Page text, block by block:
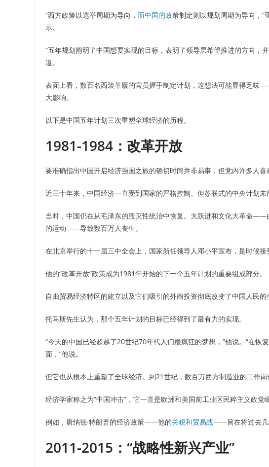
“西方政策以选举周期为导向， 而中国的政策制定则以规划周期为导向，”
示。
“五年规划阐明了中国想要实现的目标，表明了领导层希望推进的方向，
道。
表面上看，数百名西装革履的官员握手制定计划，这想法可能显得乏味
大影响。
以下是中国五年计划三次重塑全球经济的历程。
1981-1984：改革开放
要准确指出中国开启经济强国之旅的确切时间并非易事，但党内许多人喜
近三十年来，中国经济一直受到国家的严格控制。但苏联式的中央计划未
当时，中国仍在从毛泽东的毁灭性统治中恢复。大跃进和文化大革命
的运动——导致数百万人丧生。
在北京举行的十一届三中全会上，国家新任领导人邓小平宣布，是时候接
他的“改革开放”政策成为1981年开始的下一个五年计划的重要组成部分。
自由贸易经济特区的建立以及它们吸引的外商投资彻底改变了中国人民的
托马斯先生认为，那个五年计划的目标已经得到了最有力的实现。
“今天的中国已经超越了20世纪70年代人们最疯狂的梦想，”他说。“在恢
面，”他说。
但它也从根本上重塑了全球经济。到21世纪，数百万西方制造业的工作岗
经济学家称之为“中国冲击”，它一直是欧洲和美国前工业区民粹主义政党
例如，唐纳德·特朗普的经济政策——他的关税和贸易战——旨在将过去几
2011-2015：“战略性新兴产业”